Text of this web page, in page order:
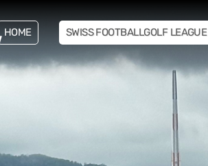
HOME SWISS FOOTBALLGOLF LEAGUE